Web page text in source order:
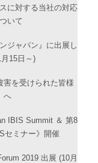
に対する当社の対応
いて
ジャパン』に出展し
月15日～)
害を受けられた皆様
へ
IBIS Summit ＆ 第8
セミナー》開催
2019 出展 (10月